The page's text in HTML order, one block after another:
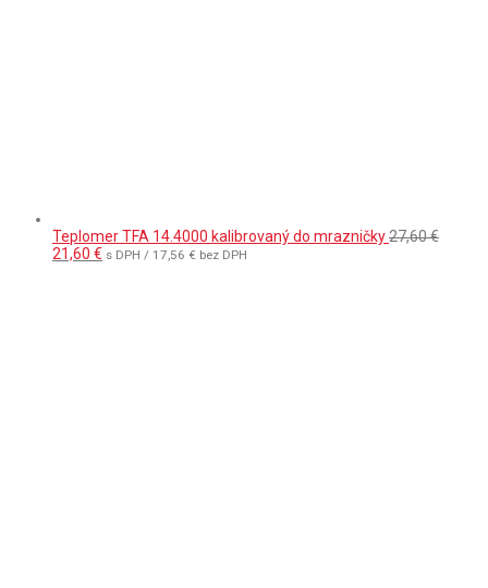
Teplomer TFA 14.4000 kalibrovaný do mrazničky27,60€
Pôvodná
21,60 € Aktuálna
s DPH / 17,56 € bez DPH